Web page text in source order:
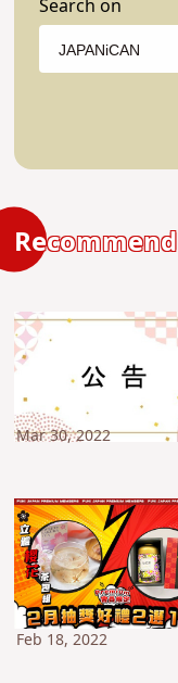
Search on
Recommend
Mar 30, 2022
Feb 18, 2022